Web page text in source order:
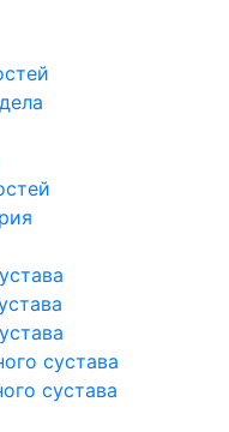
сустава
сустава